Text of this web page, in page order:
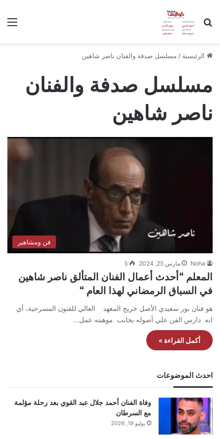
بحث عن
الرئيسية / مسلسل صدفة والفنان ناصر شاهين
مسلسل صدفة والفنان
ناصر شاهين
فن ومشاهير
Noha مارس 25, 2024 5
المعلم “أحدث أعمال الفنان المتألق ناصر شاهين
في السباق الرمضاني لهذا العام “
هو فنان بور سعيدي الأصل خريج المعهد العالي للفنون المسرحية، أي
انه دارس الفن علي أصوله بجانب موهبته عمل…
أكمل القراءة »
احدث الموضوعات
وفاة الفنان أحمد جلال عبد القوي بعد رحلة مؤلمة
مع السرطان
يوليو 19, 2026